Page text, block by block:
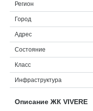
События
Агентства
Объявления
Кабинет
Регион
Город
Адрес
Состояние
Класс
Инфраструктура
Описание ЖК VIVERE